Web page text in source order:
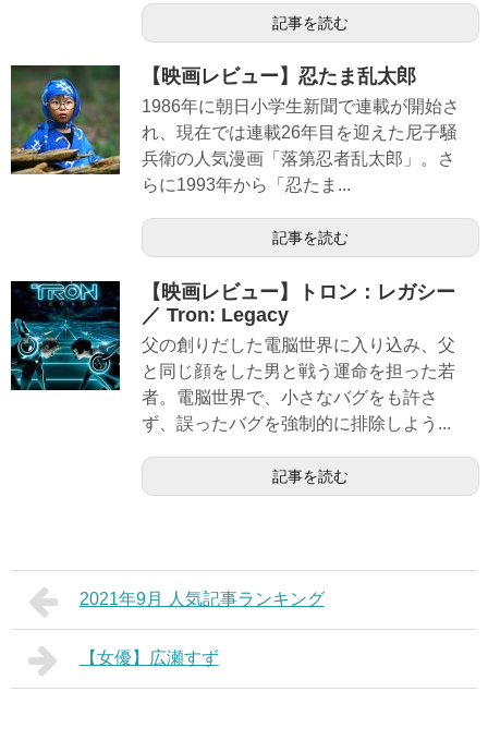
記事を読む
【映画レビュー】忍たま乱太郎
1986年に朝日小学生新聞で連載が開始さ
れ、現在では連載26年目を迎えた尼子騒
兵衛の人気漫画「落第忍者乱太郎」。さ
らに1993年から「忍たま...
記事を読む
【映画レビュー】トロン：レガシー
／ Tron: Legacy
父の創りだした電脳世界に入り込み、父
と同じ顔をした男と戦う運命を担った若
者。電脳世界で、小さなバグをも許さ
ず、誤ったバグを強制的に排除しよう...
記事を読む
2021年9月 人気記事ランキング
【女優】広瀬すず